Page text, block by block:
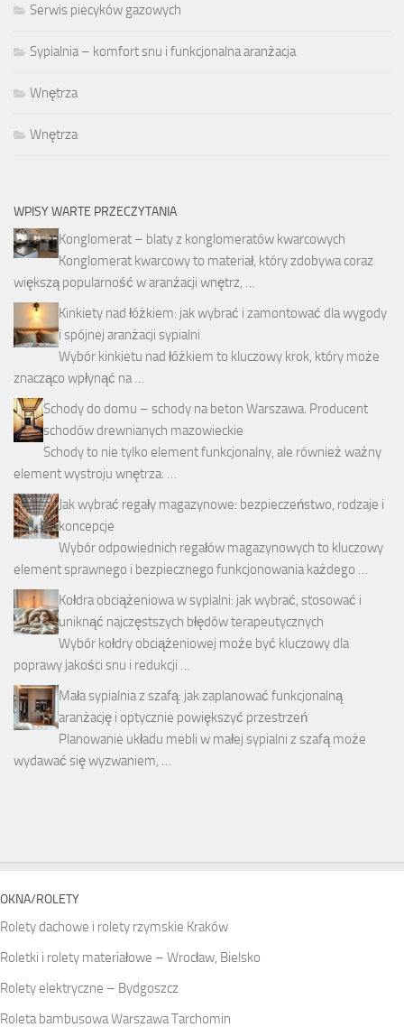
Serwis piecyków gazowych
Sypialnia – komfort snu i funkcjonalna aranżacja
Wnętrza
Wnętrza
WPISY WARTE PRZECZYTANIA
Konglomerat – blaty z konglomeratów kwarcowych
Konglomerat kwarcowy to materiał, który zdobywa coraz
większą popularność w aranżacji wnętrz, …
Kinkiety nad łóżkiem: jak wybrać i zamontować dla wygody
i spójnej aranżacji sypialni
Wybór kinkietu nad łóżkiem to kluczowy krok, który może
znacząco wpłynąć na …
Schody do domu – schody na beton Warszawa. Producent
schodów drewnianych mazowieckie
Schody to nie tylko element funkcjonalny, ale również ważny
element wystroju wnętrza. …
Jak wybrać regały magazynowe: bezpieczeństwo, rodzaje i
koncepcje
Wybór odpowiednich regałów magazynowych to kluczowy
element sprawnego i bezpiecznego funkcjonowania każdego …
Kołdra obciążeniowa w sypialni: jak wybrać, stosować i
uniknąć najczęstszych błędów terapeutycznych
Wybór kołdry obciążeniowej może być kluczowy dla
poprawy jakości snu i redukcji …
Mała sypialnia z szafą: jak zaplanować funkcjonalną
aranżację i optycznie powiększyć przestrzeń
Planowanie układu mebli w małej sypialni z szafą może
wydawać się wyzwaniem, …
OKNA/ROLETY
Rolety dachowe i rolety rzymskie Kraków
Roletki i rolety materiałowe – Wrocław, Bielsko
Rolety elektryczne – Bydgoszcz
Roleta bambusowa Warszawa Tarchomin